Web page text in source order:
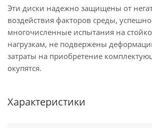
Эти диски надежно защищены от
воздействия факторов среды,
многочисленные испытания на
нагрузкам, не подвержены
затраты на приобретение
окупятся.
Характеристики